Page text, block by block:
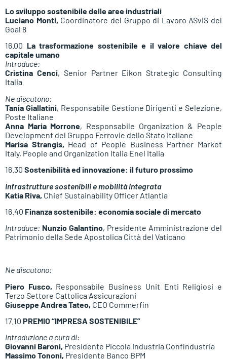
Lo sviluppo sostenibile delle aree industriali
Luciano Monti, Coordinatore del Gruppo di Lavoro ASviS del
Goal 8
16.00 La trasformazione sostenibile e il valore chiave del
capitale umano
Introduce:
Cristina Cenci, Senior Partner Eikon Strategic Consulting
Italia
Ne discutono:
Tania Giallatini, Responsabile Gestione Dirigenti e Selezione,
Poste Italiane
Anna Maria Morrone, Responsabile Organization & People
Development del Gruppo Ferrovie dello Stato Italiane
Marisa Strangis, Head of People Business Partner Market
Italy, People and Organization Italia Enel Italia
16.30 Sostenibilità ed innovazione: il futuro prossimo
Infrastrutture sostenibili e mobilità integrata
Katia Riva, Chief Sustainability Officer Atlantia
16.40 Finanza sostenibile: economia sociale di mercato
Introduce: Nunzio Galantino, Presidente Amministrazione del
Patrimonio della Sede Apostolica Città del Vaticano
Ne discutono:
Piero Fusco, Responsabile Business Unit Enti Religiosi e
Terzo Settore Cattolica Assicurazioni
Giuseppe Andrea Tateo, CEO Commerfin
17.10 PREMIO “IMPRESA SOSTENIBILE”
Introduzione a cura di:
Giovanni Baroni, Presidente Piccola Industria Confindustria
Massimo Tononi, Presidente Banco BPM